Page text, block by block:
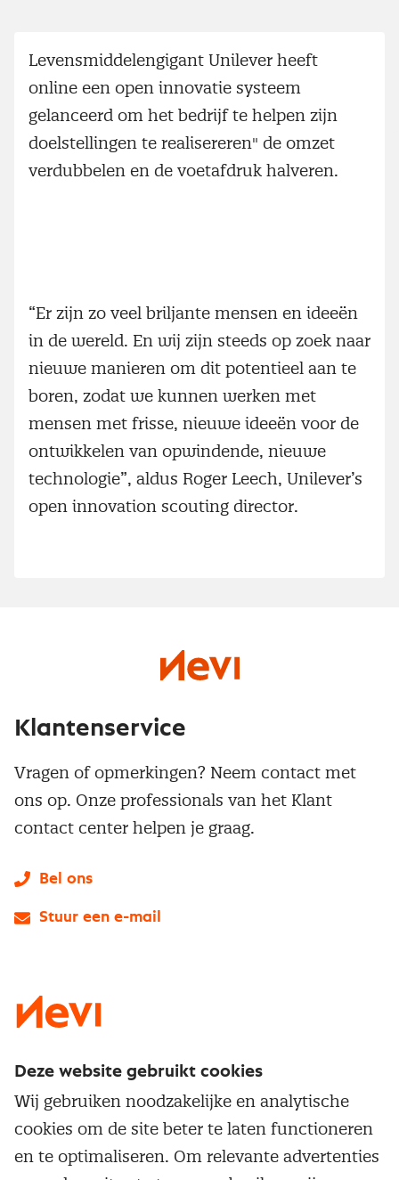
Levensmiddelengigant Unilever heeft
online een open innovatie systeem
gelanceerd om het bedrijf te helpen zijn
doelstellingen te realisereren" de omzet
verdubbelen en de voetafdruk halveren.
“Er zijn zo veel briljante mensen en ideeën
in de wereld. En wij zijn steeds op zoek naar
nieuwe manieren om dit potentieel aan te
boren, zodat we kunnen werken met
mensen met frisse, nieuwe ideeën voor de
ontwikkelen van opwindende, nieuwe
technologie”, aldus Roger Leech, Unilever’s
open innovation scouting director.
Service & contact
Over inkoop
Populaire thema's
Aanbesteden
Klantenservice
Vragen of opmerkingen? Neem contact met
ons op. Onze professionals van het Klant
contact center helpen je graag.
Bel ons
Stuur een e-mail
Deze website gebruikt cookies
Wij gebruiken noodzakelijke en analytische
cookies om de site beter te laten functioneren
en te optimaliseren. Om relevante advertenties